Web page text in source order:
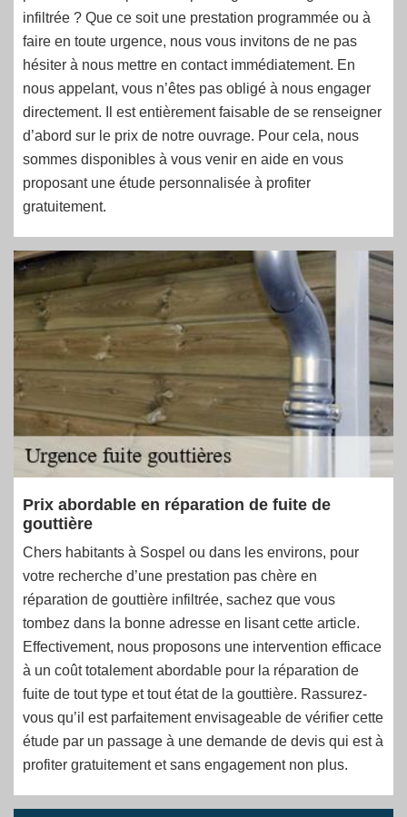
infiltrée ? Que ce soit une prestation programmée ou à
faire en toute urgence, nous vous invitons de ne pas
hésiter à nous mettre en contact immédiatement. En
nous appelant, vous n’êtes pas obligé à nous engager
directement. Il est entièrement faisable de se renseigner
d’abord sur le prix de notre ouvrage. Pour cela, nous
sommes disponibles à vous venir en aide en vous
proposant une étude personnalisée à profiter
gratuitement.
Prix abordable en réparation de fuite de
gouttière
Chers habitants à Sospel ou dans les environs, pour
votre recherche d’une prestation pas chère en
réparation de gouttière infiltrée, sachez que vous
tombez dans la bonne adresse en lisant cette article.
Effectivement, nous proposons une intervention efficace
à un coût totalement abordable pour la réparation de
fuite de tout type et tout état de la gouttière. Rassurez-
vous qu’il est parfaitement envisageable de vérifier cette
étude par un passage à une demande de devis qui est à
profiter gratuitement et sans engagement non plus.